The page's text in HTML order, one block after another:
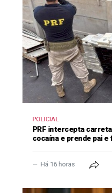
POLICIAL
PRF intercepta
cocaína e prende pai e
Há 16 horas